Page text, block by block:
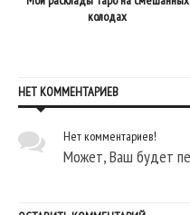
колодах
НЕТ КОММЕНТАРИЕВ
Нет комментариев!
Может, Ваш будет